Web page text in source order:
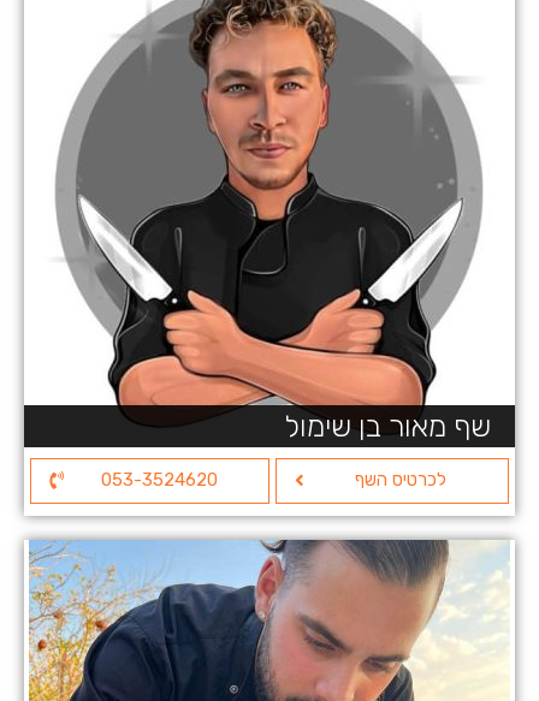
שף מאור בן שימול
לכרטיס השף 053-3524620